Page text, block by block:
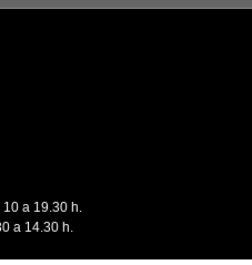
a 19.30 h.
a 14.30 h.